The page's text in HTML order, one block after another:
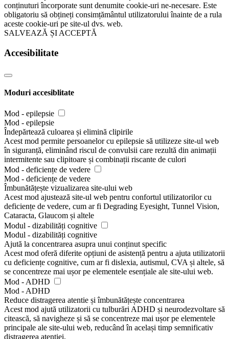
conținuturi încorporate sunt denumite cookie-uri ne-necesare. Este
obligatoriu să obțineți consimțământul utilizatorului înainte de a rula
aceste cookie-uri pe site-ul dvs. web.
SALVEAZĂ ȘI ACCEPTĂ
Accesibilitate
Moduri accesiblitate
Mod - epilepsie
Mod - epilepsie
Îndepărtează culoarea și elimină clipirile
Acest mod permite persoanelor cu epilepsie să utilizeze site-ul web
în siguranță, eliminând riscul de convulsii care rezultă din animații
intermitente sau clipitoare și combinații riscante de culori
Mod - deficiențe de vedere
Mod - deficiențe de vedere
Îmbunătățește vizualizarea site-ului web
Acest mod ajustează site-ul web pentru confortul utilizatorilor cu
deficiențe de vedere, cum ar fi Degrading Eyesight, Tunnel Vision,
Cataracta, Glaucom și altele
Modul - dizabilități cognitive
Modul - dizabilități cognitive
Ajută la concentrarea asupra unui conținut specific
Acest mod oferă diferite opțiuni de asistență pentru a ajuta utilizatorii
cu deficiențe cognitive, cum ar fi dislexia, autismul, CVA și altele, să
se concentreze mai ușor pe elementele esențiale ale site-ului web.
Mod - ADHD
Mod - ADHD
Reduce distragerea atentie și îmbunătățește concentrarea
Acest mod ajută utilizatorii cu tulburări ADHD și neurodezvoltare să
citească, să navigheze și să se concentreze mai ușor pe elementele
principale ale site-ului web, reducând în același timp semnificativ
distragerea atentiei.